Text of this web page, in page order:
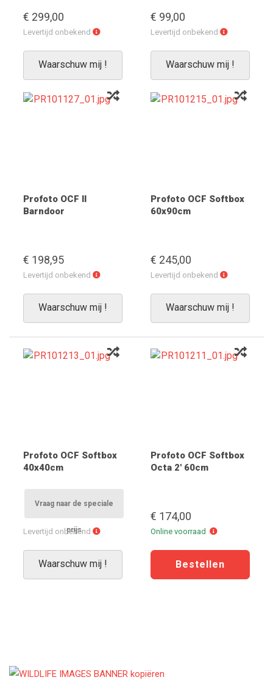
€ 299,00
Levertijd onbekend
Levertijd
Waarschuw mij !
€ 99,00
Levertijd onbekend
Levertijd
Waarschuw mij !
Profoto OCF II
Barndoor
€ 198,95
Levertijd onbekend
Levertijd
Waarschuw mij !
Profoto OCF Softbox
60x90cm
€ 245,00
Levertijd onbekend
Levertijd
Waarschuw mij !
Profoto OCF Softbox
40x40cm
Vraag naar de speciale
prijs
Levertijd onbekend
Levertijd
Waarschuw mij !
Profoto OCF Softbox
Octa 2' 60cm
€ 174,00
Online voorraad
Online